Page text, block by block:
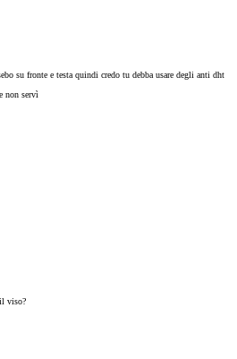
su fronte e testa quindi credo tu debba usare degli anti dht
non servì
viso?